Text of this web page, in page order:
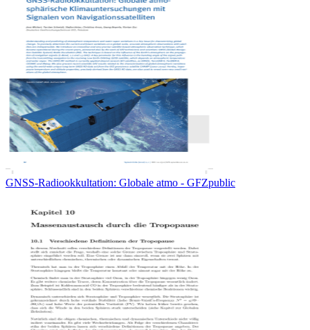
GNSS-Radiookkultation: Globale atmo - GFZpublic